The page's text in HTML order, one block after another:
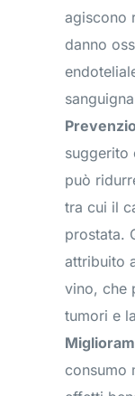
agiscono
danno
suggerito
può
tra cui il
prostata.
attribuito
vino, che
tumori e
consumo